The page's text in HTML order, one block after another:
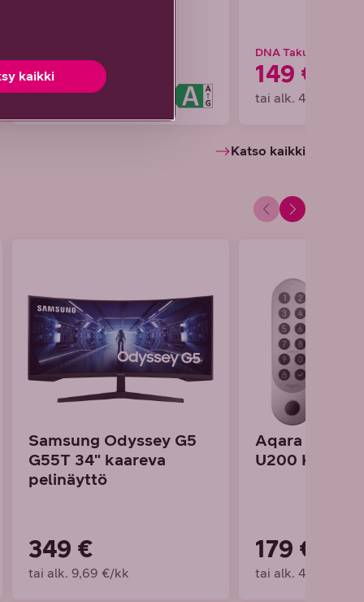
1499 €
tai alk. 41,64 €/kk
DNA Takuuhinta
149 €
tai alk. 4,14 €/kk
Katso kaikki
Samsung Odyssey G5
G55T 34" kaareva
pelinäyttö
349 €
tai alk. 9,69 €/kk
Aqara Smart
U200 Kit -
179 €
tai alk. 4,97 €/kk
kaikki